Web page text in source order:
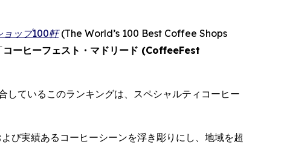
ョップ100軒 (The World’s 100 Best Coffee Shops
コーヒーフェスト・マドリード (CoffeeFest
しているこのランキングは、スペシャルティコーヒー
び実績あるコーヒーシーンを浮き彫りにし、地域を超